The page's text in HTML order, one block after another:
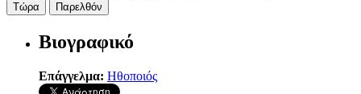
Τώρα
Παρελθόν
Βιογραφικό
Επάγγελμα: Ηθοποιός